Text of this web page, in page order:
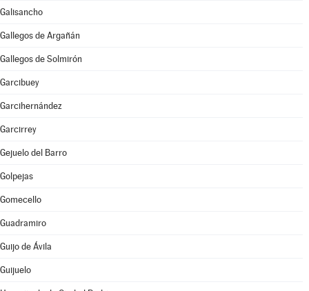
Galisancho
Gallegos de Argañán
Gallegos de Solmirón
Garcibuey
Garcihernández
Garcirrey
Gejuelo del Barro
Golpejas
Gomecello
Guadramiro
Guijo de Ávila
Guijuelo